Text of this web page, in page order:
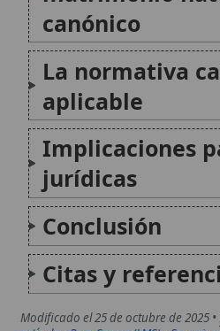
Modificado el 25 de octubre de 2025 •
artículo•Paq. Scorm (LMS)
Imprimir artículo•Generar QR•Instalar
Matrimonio natural
El matrimonio natural, en la
refiere a la unión conyugal entre
mujer que cumple con los
matrimonio según la ley natural y
independientemente de si los
Errores sobre la negación de la
La negación de la teología
conocimiento racional de Dios a
y las leyes del ser, representa uno
teológicos más graves en la
cristiano, especialmente en